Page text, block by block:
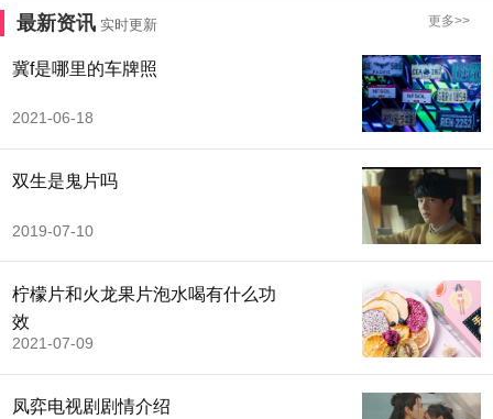
最新资讯 实时更新 更多>>
冀f是哪里的车牌照
2021-06-18
双生是鬼片吗
2019-07-10
柠檬片和火龙果片泡水喝有什么功
效
2021-07-09
凤弈电视剧剧情介绍